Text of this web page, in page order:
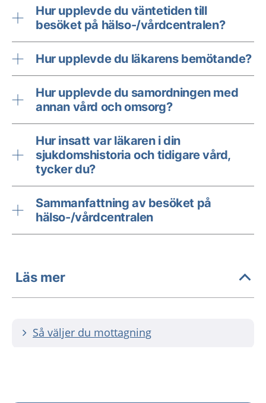
Hur upplevde du väntetiden till
besöket på hälso-/vårdcentralen?
Hur upplevde du läkarens bemötande?
Hur upplevde du samordningen med
annan vård och omsorg?
Hur insatt var läkaren i din
sjukdomshistoria och tidigare vård,
tycker du?
Sammanfattning av besöket på
hälso-/vårdcentralen
Läs mer
Så väljer du mottagning